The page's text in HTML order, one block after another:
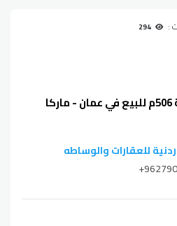
:
للعقارات والوساطه